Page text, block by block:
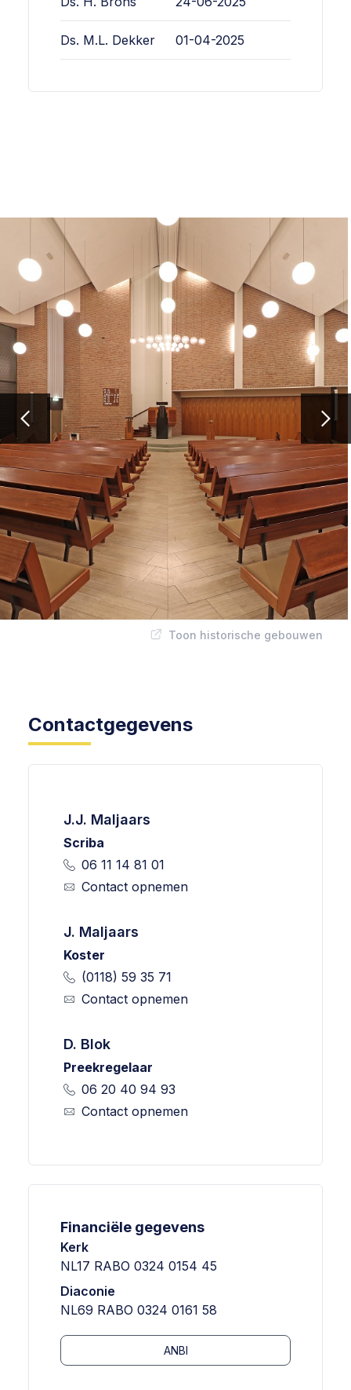
Ds. M.L. Dekker 01-04-2025
Toon historische gebouwen
Contactgegevens
J.J. Maljaars
Scriba
06 11 14 81 01
Contact opnemen
J. Maljaars
Koster
(0118) 59 35 71
Contact opnemen
D. Blok
Preekregelaar
06 20 40 94 93
Contact opnemen
Financiële gegevens
Kerk
NL17 RABO 0324 0154 45
Diaconie
NL69 RABO 0324 0161 58
ANBI